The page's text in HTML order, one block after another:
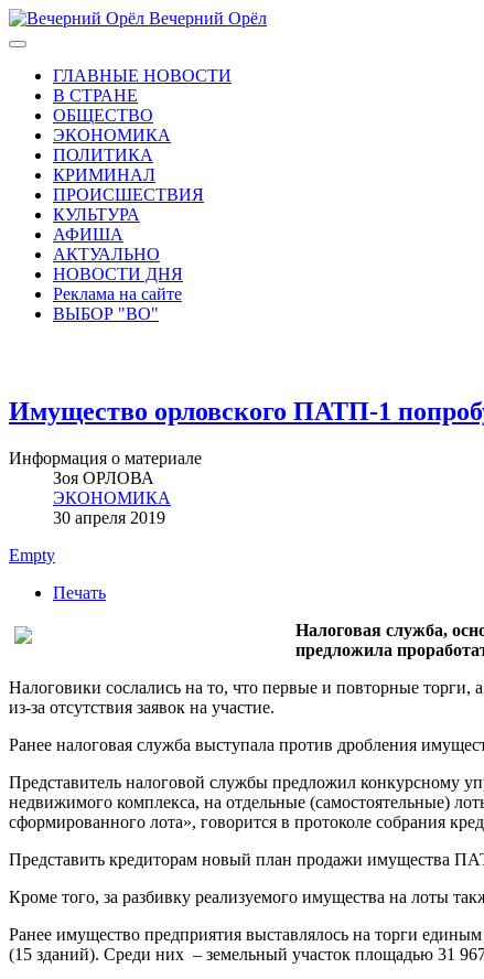
Вечерний Орёл
ГЛАВНЫЕ НОВОСТИ
В СТРАНЕ
ОБЩЕСТВО
ЭКОНОМИКА
ПОЛИТИКА
КРИМИНАЛ
ПРОИСШЕСТВИЯ
КУЛЬТУРА
АФИША
АКТУАЛЬНО
НОВОСТИ ДНЯ
Реклама на сайте
ВЫБОР "ВО"
Имущество орловского ПАТП-1
Информация о материале
Зоя ОРЛОВА
ЭКОНОМИКА
30 апреля 2019
Empty
Печать
Налоговая служба,
предложила
Налоговики сослались на то, что первые и повторные
из-за отсутствия заявок на участие.
Ранее налоговая служба выступала против дробления
Представитель налоговой службы предложил конкурсному
недвижимого комплекса, на отдельные (самостоятельные)
сформированного лота», говорится в протоколе собрания
Представить кредиторам новый план продажи имущества
Кроме того, за разбивку реализуемого имущества на лоты
Ранее имущество предприятия выставлялось на торги
(15 зданий). Среди них – земельный участок площадью 31